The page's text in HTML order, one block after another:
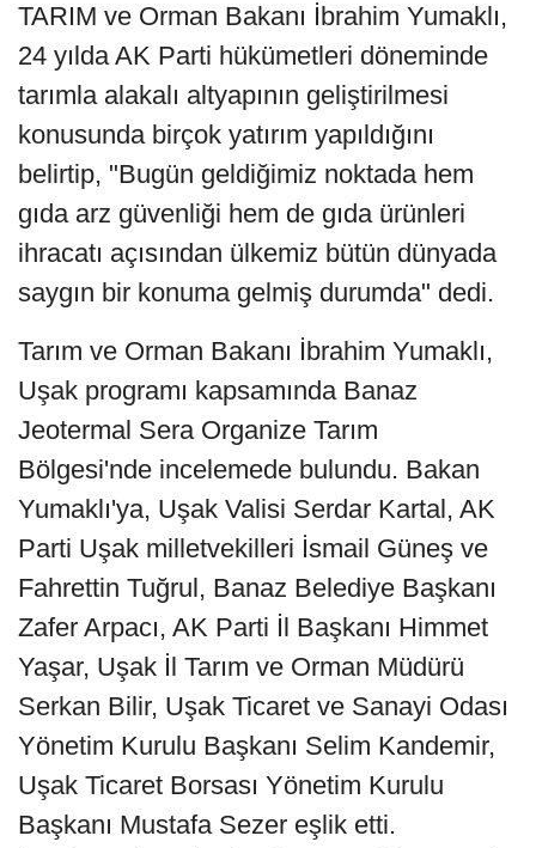
TARIM ve Orman Bakanı İbrahim Yumaklı,
24 yılda AK Parti hükümetleri döneminde
tarımla alakalı altyapının geliştirilmesi
konusunda birçok yatırım yapıldığını
belirtip, "Bugün geldiğimiz noktada hem
gıda arz güvenliği hem de gıda ürünleri
ihracatı açısından ülkemiz bütün dünyada
saygın bir konuma gelmiş durumda" dedi.
Tarım ve Orman Bakanı İbrahim Yumaklı,
Uşak programı kapsamında Banaz
Jeotermal Sera Organize Tarım
Bölgesi'nde incelemede bulundu. Bakan
Yumaklı'ya, Uşak Valisi Serdar Kartal, AK
Parti Uşak milletvekilleri İsmail Güneş ve
Fahrettin Tuğrul, Banaz Belediye Başkanı
Zafer Arpacı, AK Parti İl Başkanı Himmet
Yaşar, Uşak İl Tarım ve Orman Müdürü
Serkan Bilir, Uşak Ticaret ve Sanayi Odası
Yönetim Kurulu Başkanı Selim Kandemir,
Uşak Ticaret Borsası Yönetim Kurulu
Başkanı Mustafa Sezer eşlik etti.